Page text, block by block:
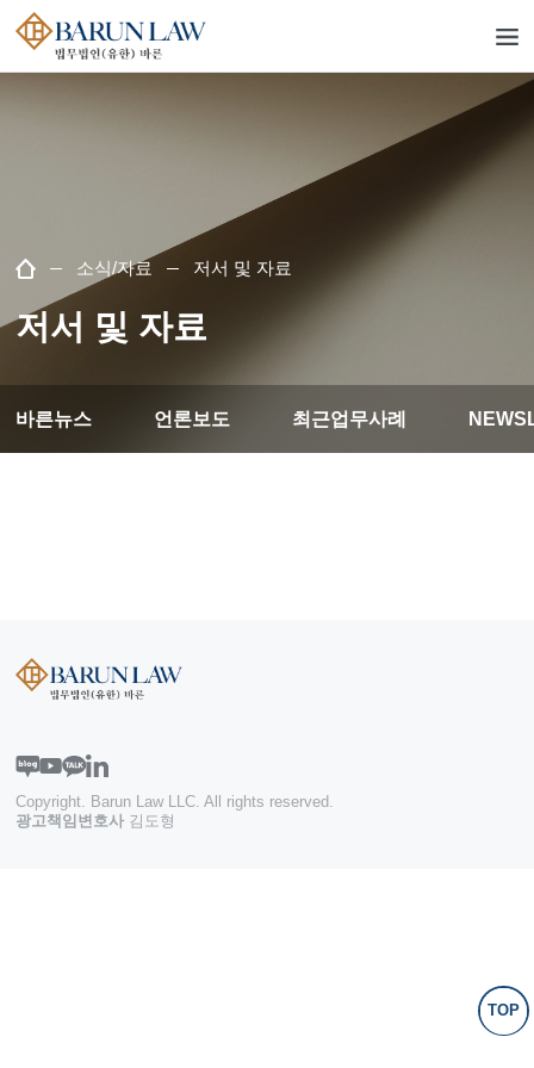
소식/자료 저서 및 자료
저서 및 자료
바른뉴스 언론보도 최근업무사례
TOP
Copyright. Barun Law LLC. All rights reserved.
광고책임변호사 김도형